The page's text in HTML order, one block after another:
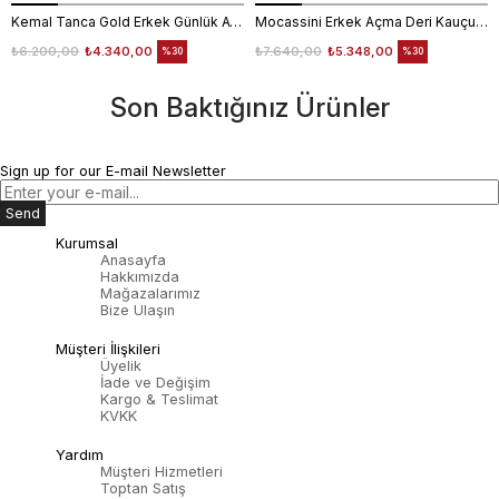
Kemal Tanca Gold Erkek Günlük Ayakkabı 6612-152
₺4.340,00
₺6.200,00 %30
Mocassini Erkek Açma Deri Kauçuk Taban Bordo Günlük Ayakkabı
₺5.348,00
₺7.640,00 %30
Son Baktığınız Ürünler
Sign up for our E-mail Newsletter
Send
Kurumsal
Anasayfa
Hakkımızda
Mağazalarımız
Bize Ulaşın
Müşteri İlişkileri
Üyelik
İade ve Değişim
Kargo & Teslimat
KVKK
Yardım
Müşteri Hizmetleri
Toptan Satış